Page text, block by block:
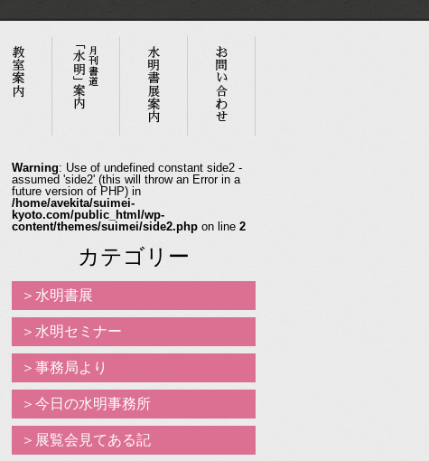
Warning: Use of undefined constant side2 -
assumed 'side2' (this will throw an Error in a
future version of PHP) in
/home/avekita/suimei-
kyoto.com/public_html/wp-
content/themes/suimei/side2.php on line 2
カテゴリー
水明書展
水明セミナー
事務局より
今日の水明事務所
展覧会見てある記